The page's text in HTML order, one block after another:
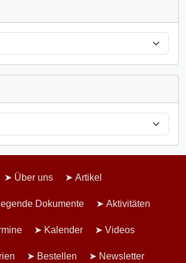
Über uns Artikel
Dokumente Aktivitäten
Kalender Videos
Bestellen Newsletter